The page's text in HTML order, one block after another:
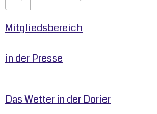
Mitgliedsbereich
in der Presse
Das Wetter in der Dorier